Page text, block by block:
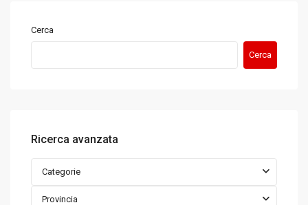
Cerca
Cerca
Ricerca avanzata
Categorie
Provincia